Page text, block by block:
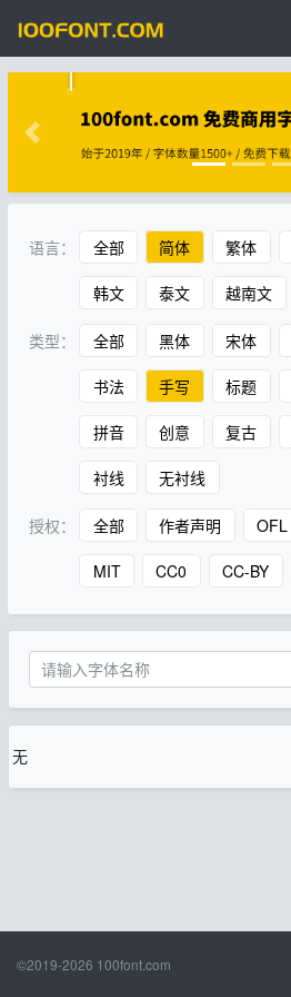
语言： 全部 简体 繁体
韩文 泰文 越南文
类型： 全部 黑体 宋体
书法 手写 标题
拼音 创意 复古
衬线 无衬线
授权： 全部 作者声明 OFL
MIT CC0 CC-BY
无
©2019-2026 100font.com